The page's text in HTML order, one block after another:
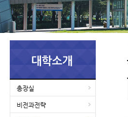
총장실
비전과전략